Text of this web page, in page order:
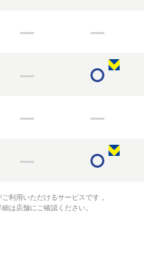
利用いただけるサービスです 。
は店舗にご確認ください。